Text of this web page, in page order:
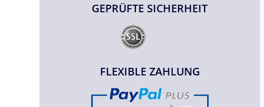
GEPRÜFTE SICHERHEIT
FLEXIBLE ZAHLUNG